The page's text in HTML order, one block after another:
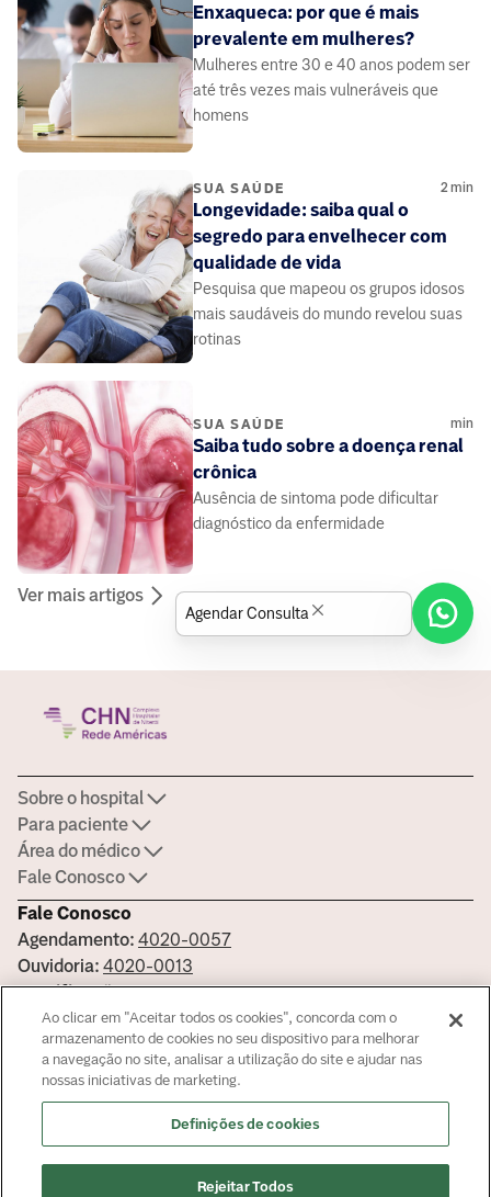
Enxaqueca: por que é mais
prevalente em mulheres?
Mulheres entre 30 e 40 anos podem ser
até três vezes mais vulneráveis que
homens
SUA SAÚDE 2 min
Longevidade: saiba qual o
segredo para envelhecer com
qualidade de vida
Pesquisa que mapeou os grupos idosos
mais saudáveis do mundo revelou suas
rotinas
SUA SAÚDE min
Saiba tudo sobre a doença renal
crônica
Ausência de sintoma pode dificultar
diagnóstico da enfermidade
Ver mais artigos
Fale Conosco
Agendamento: 4020-0057
Ouvidoria: 4020-0013
Certificações
Saiba mais sobre nossas certificações
Sobre o hospital
Para paciente
Área do médico
Fale Conosco
52759996
Agendar Consulta
Ao clicar em "Aceitar todos os cookies", concorda com o
armazenamento de cookies no seu dispositivo para melhorar
a navegação no site, analisar a utilização do site e ajudar nas
nossas iniciativas de marketing.
Definições de cookies
Rejeitar Todos